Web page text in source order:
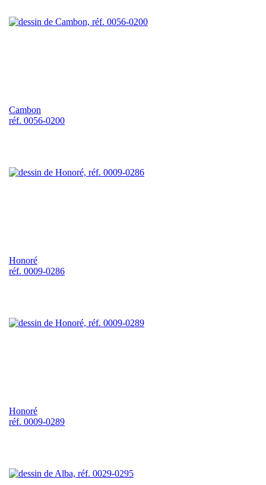
Cambon
réf. 0056-0200
Honoré
réf. 0009-0286
Honoré
réf. 0009-0289